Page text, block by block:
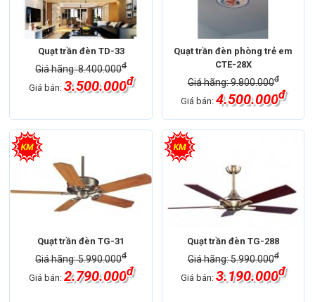
Quạt trần đèn TD-33
Giá hãng: 8.400.000đ
Giá bán: 3.500.000đ
Quạt trần đèn phòng trẻ em
CTE-28X
Giá hãng: 9.800.000đ
Giá bán:4.500.000đ
Quạt trần đèn TG-31
Giá hãng: 5.990.000đ
Giá bán: 2.790.000đ
Quạt trần đèn TG-288
Giá hãng: 5.990.000đ
Giá bán:3.190.000đ